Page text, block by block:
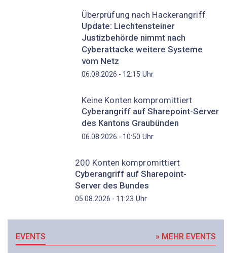
Überprüfung nach Hackerangriff
Update: Liechtensteiner
Justizbehörde nimmt nach
Cyberattacke weitere Systeme
vom Netz
06.08.2026 - 12:15 Uhr
Keine Konten kompromittiert
Cyberangriff auf Sharepoint-Server
des Kantons Graubünden
06.08.2026 - 10:50 Uhr
200 Konten kompromittiert
Cyberangriff auf Sharepoint-
Server des Bundes
05.08.2026 - 11:23 Uhr
EVENTS » MEHR EVENTS